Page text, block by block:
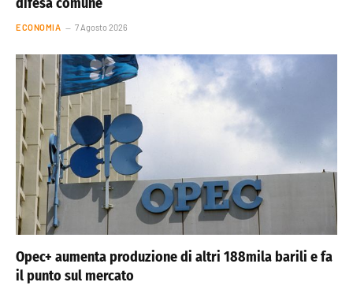
ECONOMIA 7 Agosto 2026
Opec+ aumenta produzione di altri 188mila barili e fa
il punto sul mercato